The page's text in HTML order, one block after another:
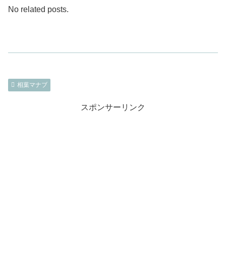
No related posts.
相葉マナブ
スポンサーリンク